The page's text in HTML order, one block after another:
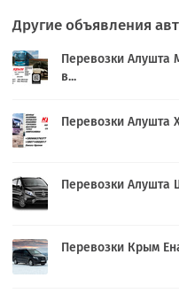
Другие объявления
Перевозки Алушта
в...
Перевозки Алушта
Перевозки Алушта
Перевозки Крым